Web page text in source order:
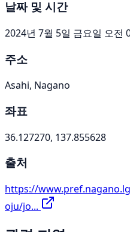
날짜 및 시간
2024년 7월 5일 금요일 오전
주소
Asahi, Nagano
좌표
36.127270, 137.855628
출처
https://
oju/jo...